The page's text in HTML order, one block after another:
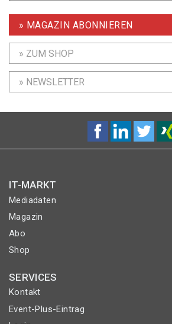
» MAGAZIN ABONNIEREN
» ZUM SHOP
» NEWSLETTER
IT-MARKT
Mediadaten
Magazin
Abo
Shop
SERVICES
Kontakt
Event-Plus-Eintrag